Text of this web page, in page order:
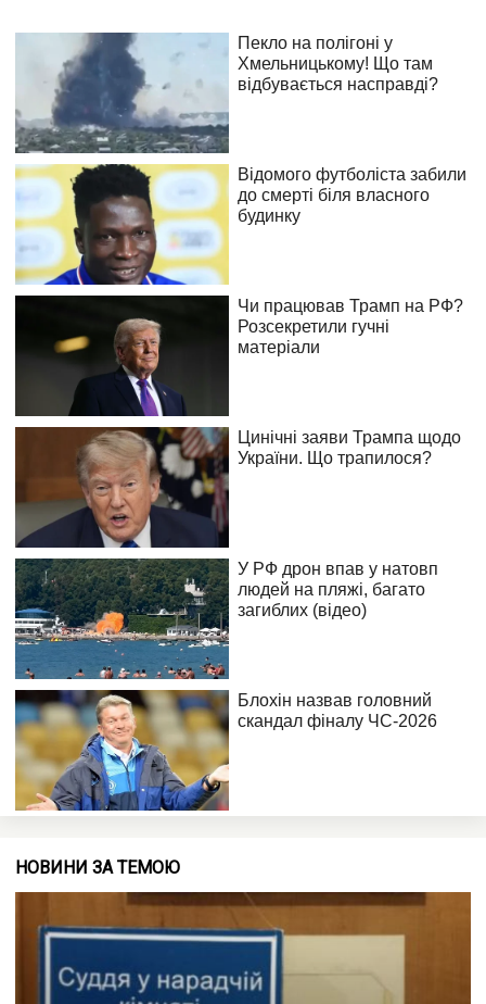
НОВИНИ ЗА ТЕМОЮ